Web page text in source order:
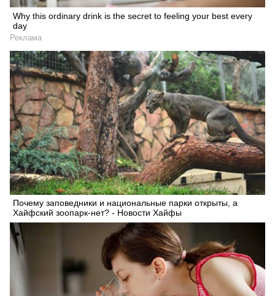
Why this ordinary drink is the secret to feeling your best every
day
Реклама
Почему заповедники и национальные парки открыты, а
Хайфский зоопарк-нет? - Новости Хайфы